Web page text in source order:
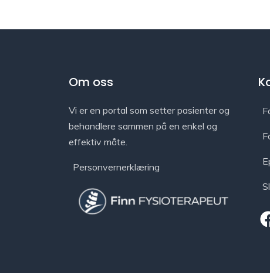
Om oss
Vi er en portal som setter pasienter og
behandlere sammen på en enkel og
effektiv måte.
Personvernerklæring